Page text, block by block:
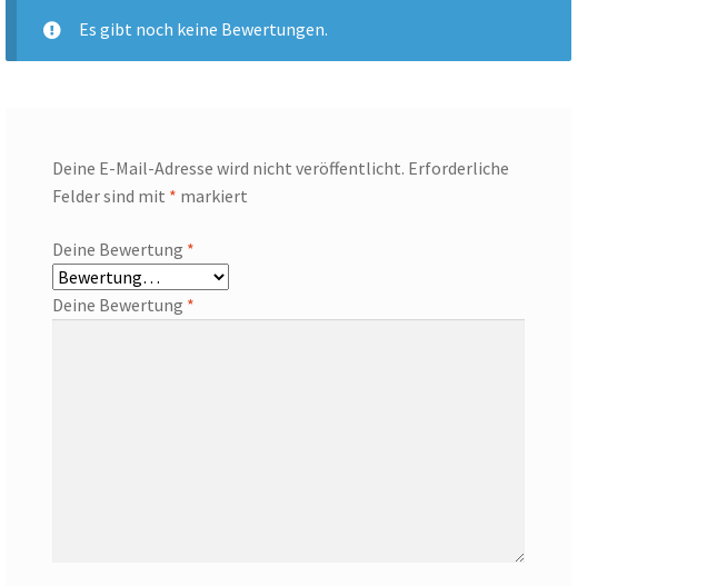
Es gibt noch keine Bewertungen.
Deine E-Mail-Adresse wird nicht veröffentlicht. Erforderliche
Felder sind mit * markiert
Deine Bewertung *
Deine Bewertung *